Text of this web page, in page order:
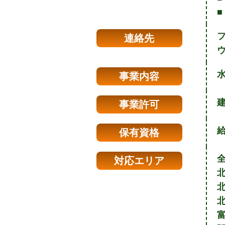
■
連絡先
事業内容
事業許可
保有資格
対応エリア